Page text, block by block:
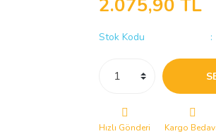
2.075,90 TL
Stok Kodu
Hızlı Gönderi Kargo